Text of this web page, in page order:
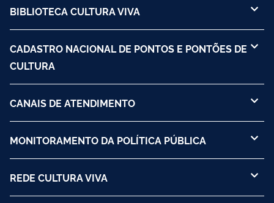
BIBLIOTECA CULTURA VIVA
CADASTRO NACIONAL DE PONTOS E PONTÕES DE
CULTURA
CANAIS DE ATENDIMENTO
MONITORAMENTO DA POLÍTICA PÚBLICA
REDE CULTURA VIVA